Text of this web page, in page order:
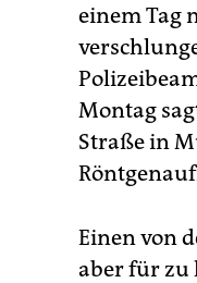
einem Tag
Montag
Straße in
Einen von
aber für zu